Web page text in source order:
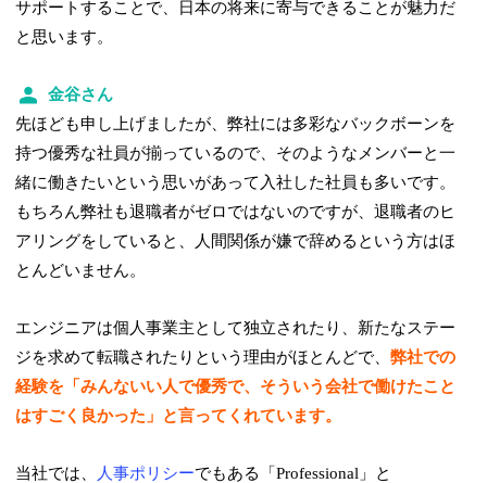
サポートすることで、日本の将来に寄与できることが魅力だ
と思います。
金谷さん
先ほども申し上げましたが、弊社には多彩なバックボーンを
持つ優秀な社員が揃っているので、そのようなメンバーと一
緒に働きたいという思いがあって入社した社員も多いです。
もちろん弊社も退職者がゼロではないのですが、退職者のヒ
アリングをしていると、人間関係が嫌で辞めるという方はほ
とんどいません。
エンジニアは個人事業主として独立されたり、新たなステー
ジを求めて転職されたりという理由がほとんどで、弊社での
経験を「みんないい人で優秀で、そういう会社で働けたこと
はすごく良かった」と言ってくれています。
当社では、 人事ポリシーでもある「Professional」と